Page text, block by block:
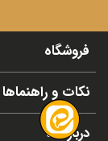
فروشگاه
نکات و راهنماها
درباره ما